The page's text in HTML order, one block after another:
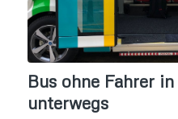
Bus ohne Fahrer
unterwegs